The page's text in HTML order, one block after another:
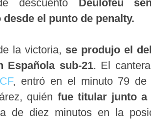
descuento Deulofeu
desde el punto de penalty.
la victoria, se produjo el
Española sub-21. El
, entró en el minuto 79 de
quién fue titular junto a
de diez minutos en la